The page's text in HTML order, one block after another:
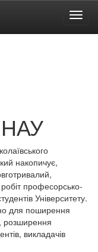
НАУ
накопичує,
професорсько-
Університету.
для поширення
розширення
викладачів